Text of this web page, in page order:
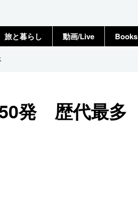
旅と暮らし 動画/Live Books
発 歴代最多